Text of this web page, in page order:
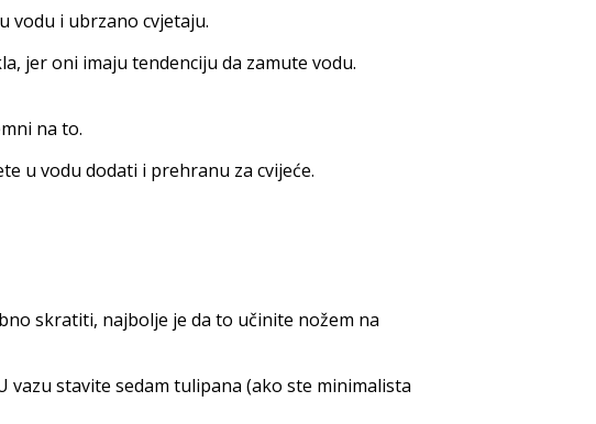
vodu i ubrzano cvjetaju.
jer oni imaju tendenciju da zamute vodu.
na to.
u vodu dodati i prehranu za cvijeće.
skratiti, najbolje je da to učinite nožem na
stavite sedam tulipana (ako ste minimalista